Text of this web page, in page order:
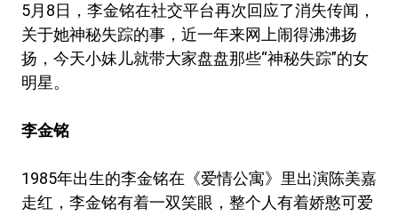
5月8日，李金铭在社交平台再次回应了消失传闻，
关于她神秘失踪的事，近一年来网上闹得沸沸扬
扬，今天小妹儿就带大家盘盘那些“神秘失踪”的女
明星。
李金铭
1985年出生的李金铭在《爱情公寓》里出演陈美嘉
走红，李金铭有着一双笑眼，整个人有着娇憨可爱